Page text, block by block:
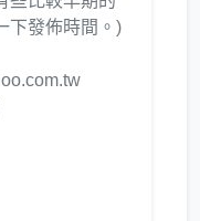
下發佈時間。)